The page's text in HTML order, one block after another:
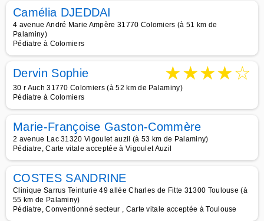
Camélia DJEDDAI
4 avenue André Marie Ampère 31770 Colomiers (à 51 km de
Palaminy)
Pédiatre à Colomiers
Dervin Sophie ★★★★☆
30 r Auch 31770 Colomiers (à 52 km de Palaminy)
Pédiatre à Colomiers
Marie-Françoise Gaston-Commère
2 avenue Lac 31320 Vigoulet auzil (à 53 km de Palaminy)
Pédiatre, Carte vitale acceptée à Vigoulet Auzil
COSTES SANDRINE
Clinique Sarrus Teinturie 49 allée Charles de Fitte 31300 Toulouse (à
55 km de Palaminy)
Pédiatre, Conventionné secteur , Carte vitale acceptée à Toulouse